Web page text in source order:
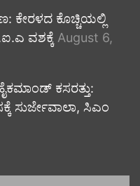
ಕೇರಳದ ಕೊಚ್ಚಿಯಲ್ಲಿ
ವಶಕ್ಕೆ August 6,
ಕಸರತ್ತು:
ಸುರ್ಜೇವಾಲಾ, ಸಿಎಂ